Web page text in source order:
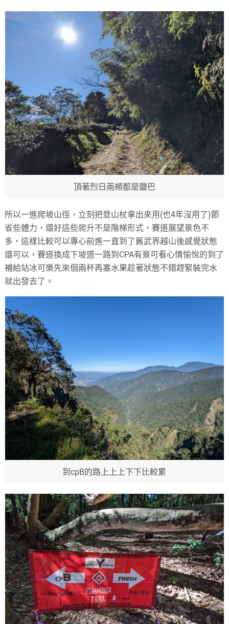
頂著烈日兩頰都是鹽巴
所以一進爬坡山徑，立刻把登山杖拿出來用(也4年沒用了)節
省些體力，還好這些爬升不是階梯形式，賽道展望景色不
多，這樣比較可以專心前進一直到了舊武界越山後感覺狀態
還可以，賽道換成下坡道一路到CPA有景可看心情愉悅的到了
補給站冰可樂先來個兩杯再塞水果趁著狀態不錯趕緊裝完水
就出發去了。
到cpB的路上上上下下比較累